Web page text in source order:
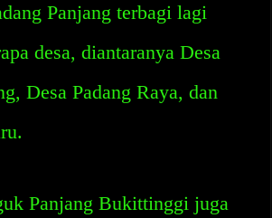
Panjang terbagi lagi
desa, diantaranya Desa
Desa Padang Raya, dan
Panjang Bukittinggi juga